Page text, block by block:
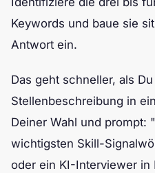
Keywords und baue sie
Antwort ein.
Das geht schneller, als
Stellenbeschreibung in
Deiner Wahl und prompt:
wichtigsten Skill-
oder ein KI-Interviewer in